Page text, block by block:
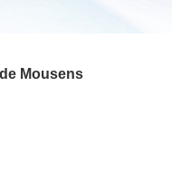
Mousens